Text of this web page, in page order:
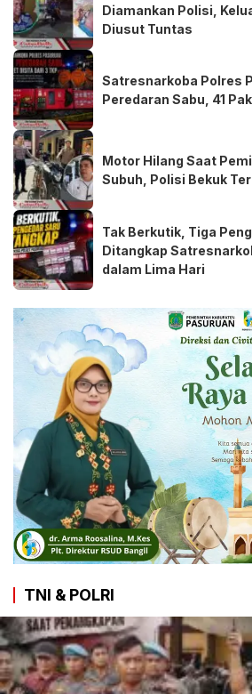
Diamankan Polisi,
Diusut Tuntas
Satresnarkoba Polres
Peredaran Sabu, 41
Motor Hilang Saat
Subuh, Polisi Bekuk
Tak Berkutik, Tiga
Ditangkap
dalam Lima Hari
TNI & POLRI